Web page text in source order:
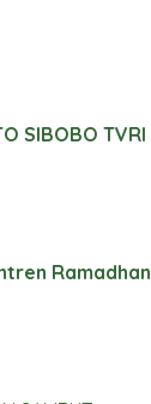
SIBOBO TVRI
Ramadhan